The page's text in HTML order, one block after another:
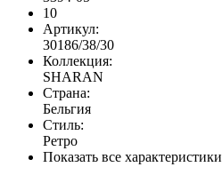
10
Артикул:
30186/38/30
Коллекция:
SHARAN
Страна:
Бельгия
Стиль:
Ретро
Показать все характеристики